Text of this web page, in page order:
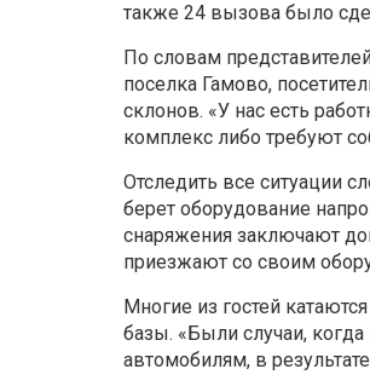
также 24 вызова было
По словам
поселка Гамово,
склонов. «У нас есть
комплекс либо требуют
Отследить все ситуации
берет оборудование
снаряжения заключают
приезжают со своим
Многие из гостей
базы. «Были случаи,
автомобилям, в